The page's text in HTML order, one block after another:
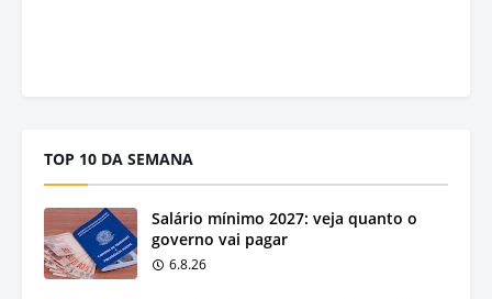
TOP 10 DA SEMANA
Salário mínimo 2027: veja quanto o
governo vai pagar
6.8.26